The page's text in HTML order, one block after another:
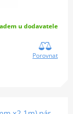
u dodavatele
Porovnat